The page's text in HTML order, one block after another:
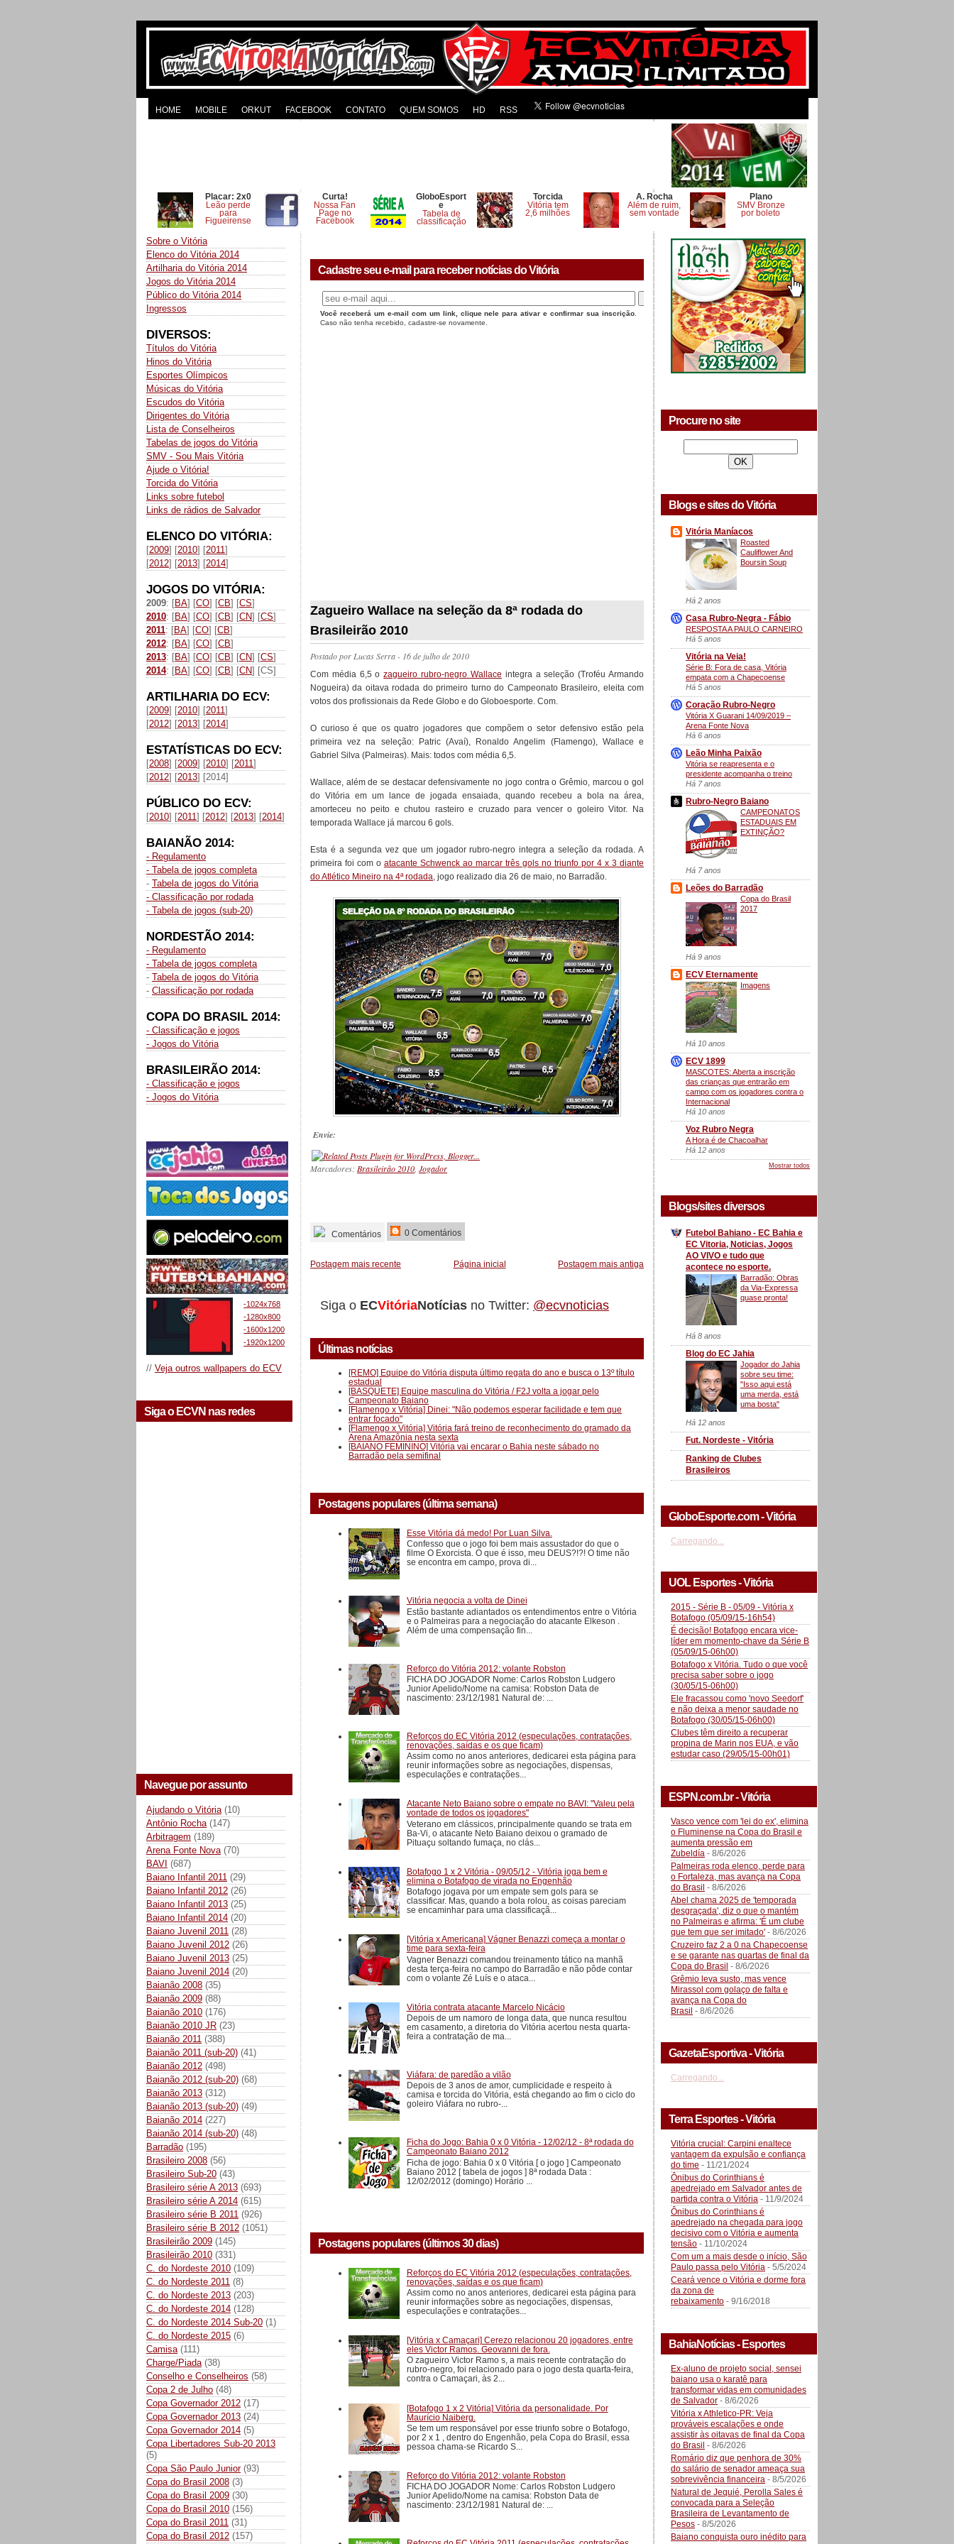
HOME MOBILE ORKUT FACEBOOK CONTATO QUEM SOMOS HD RSS
Placar: 2x0
Leão perde
para
Figueirense
Curta!
Nossa Fan
Page no
Facebook
GloboEsport
e
Tabela de
classificação
Torcida
Vitória tem
2,6 milhões
A. Rocha
Além de ruim,
sem vontade
Plano
SMV Bronze
por boleto
Sobre o Vitória
Elenco do Vitória 2014
Artilharia do Vitória 2014
Jogos do Vitória 2014
Público do Vitória 2014
Ingressos
DIVERSOS:
Títulos do Vitória
Hinos do Vitória
Esportes Olímpicos
Músicas do Vitória
Escudos do Vitória
Dirigentes do Vitória
Lista de Conselheiros
Tabelas de jogos do Vitória
SMV - Sou Mais Vitória
Ajude o Vitória!
Torcida do Vitória
Links sobre futebol
Links de rádios de Salvador
ELENCO DO VITÓRIA:
[2009] [2010] [2011]
[2012] [2013] [2014]
JOGOS DO VITÓRIA:
2009: [BA] [CO] [CB] [CS]
2010: [BA] [CO] [CB] [CN] [CS]
2011: [BA] [CO] [CB]
2012: [BA] [CO] [CB]
2013: [BA] [CO] [CB] [CN] [CS]
2014: [BA] [CO] [CB] [CN] [CS]
ARTILHARIA DO ECV:
[2009] [2010] [2011]
[2012] [2013] [2014]
ESTATÍSTICAS DO ECV:
[2008] [2009] [2010] [2011]
[2012] [2013] [2014]
PÚBLICO DO ECV:
[2010] [2011] [2012] [2013] [2014]
BAIANÃO 2014:
- Regulamento
- Tabela de jogos completa
- Tabela de jogos do Vitória
- Classificação por rodada
- Tabela de jogos (sub-20)
NORDESTÃO 2014:
- Regulamento
- Tabela de jogos completa
- Tabela de jogos do Vitória
- Classificação por rodada
COPA DO BRASIL 2014:
- Classificação e jogos
- Jogos do Vitória
BRASILEIRÃO 2014:
- Classificação e jogos
- Jogos do Vitória
-1024x768
-1280x800
-1600x1200
-1920x1200
// Veja outros wallpapers do ECV
Siga o ECVN nas redes
Navegue por assunto
Ajudando o Vitória (10)
Antônio Rocha (147)
Arbitragem (189)
Arena Fonte Nova (70)
BAVI (687)
Baiano Infantil 2011 (29)
Baiano Infantil 2012 (26)
Baiano Infantil 2013 (25)
Baiano Infantil 2014 (20)
Baiano Juvenil 2011 (28)
Baiano Juvenil 2012 (26)
Baiano Juvenil 2013 (25)
Baiano Juvenil 2014 (20)
Baianão 2008 (35)
Baianão 2009 (88)
Baianão 2010 (176)
Baianão 2010 JR (23)
Baianão 2011 (388)
Baianão 2011 (sub-20) (41)
Baianão 2012 (498)
Baianão 2012 (sub-20) (68)
Baianão 2013 (312)
Baianão 2013 (sub-20) (49)
Baianão 2014 (227)
Baianão 2014 (sub-20) (48)
Barradão (195)
Brasileiro 2008 (56)
Brasileiro Sub-20 (43)
Brasileiro série A 2013 (693)
Brasileiro série A 2014 (615)
Brasileiro série B 2011 (926)
Brasileiro série B 2012 (1051)
Brasileirão 2009 (145)
Brasileirão 2010 (331)
C. do Nordeste 2010 (109)
C. do Nordeste 2011 (8)
C. do Nordeste 2013 (203)
C. do Nordeste 2014 (128)
C. do Nordeste 2014 Sub-20 (1)
C. do Nordeste 2015 (6)
Camisa (111)
Charge/Piada (38)
Conselho e Conselheiros (58)
Copa 2 de Julho (48)
Copa Governador 2012 (17)
Copa Governador 2013 (24)
Copa Governador 2014 (5)
Copa Libertadores Sub-20 2013
(5)
Copa São Paulo Junior (93)
Copa do Brasil 2008 (3)
Copa do Brasil 2009 (30)
Copa do Brasil 2010 (156)
Copa do Brasil 2011 (31)
Copa do Brasil 2012 (157)
Cadastre seu e-mail para receber notícias do Vitória
Você receberá um e-mail com um link, clique nele para ativar e confirmar sua inscrição
Caso não tenha recebido, cadastre-se novamente.
Zagueiro Wallace na seleção da 8ª rodada do
Brasileirão 2010
Postado porLucas Serra- 16 de julho de 2010
Com média 6,5 ozagueiro rubro-negro Wallace integra a seleção (Troféu Armando
Nogueira) da oitava rodada do primeiro turno do Campeonato Brasileiro, eleita com
votos dos profissionais da Rede Globo e do Globoesporte. Com.
O curioso é que os quatro jogadores que compõem o setor defensivo estão pela
primeira vez na seleção: Patric (Avaí), Ronaldo Angelim (Flamengo), Wallace e
Gabriel Silva (Palmeiras). Mais: todos com média 6,5.
Wallace, além de se destacar defensivamente no jogo contra o Grêmio, marcou o gol
do Vitória em um lance de jogada ensaiada, quando recebeu a bola na área,
amorteceu no peito e chutou rasteiro e cruzado para vencer o goleiro Vitor. Na
temporada Wallace já marcou 6 gols.
Esta é a segunda vez que um jogador rubro-negro integra a seleção da rodada. A
primeira foi com o atacante Schwenck ao marcar três gols no triunfo por 4 x 3 diante
do Atlético Mineiro na 4ª rodada, jogo realizado dia 26 de maio, no Barradão.
Envie:
Marcadores: Brasileirão 2010, Jogador
Comentários 0 Comentários
Postagem mais recente Postagem mais antiga
Página inicial
Siga o ECVitóriaNotícias no Twitter: @ecvnoticias
Últimas notícias
[REMO] Equipe do Vitória disputa último regata do ano e busca o 13º título
estadual
[BASQUETE] Equipe masculina do Vitória / F2J volta a jogar pelo
Campeonato Baiano
[Flamengo x Vitória] Dinei: "Não podemos esperar facilidade e tem que
entrar focado"
[Flamengo x Vitória] Vitória fará treino de reconhecimento do gramado da
Arena Amazônia nesta sexta
[BAIANO FEMININO] Vitória vai encarar o Bahia neste sábado no
Barradão pela semifinal
Postagens populares (última semana)
Esse Vitória dá medo! Por Luan Silva.
Confesso que o jogo foi bem mais assustador do que o
filme O Exorcista. O que é isso, meu DEUS?!?! O time não
se encontra em campo, prova di...
Vitória negocia a volta de Dinei
Estão bastante adiantados os entendimentos entre o Vitória
e o Palmeiras para a negociação do atacante Elkeson .
Além de uma compensação fin...
Reforço do Vitória 2012: volante Robston
FICHA DO JOGADOR Nome: Carlos Robston Ludgero
Junior Apelido/Nome na camisa: Robston Data de
nascimento: 23/12/1981 Natural de: ...
Reforços do EC Vitória 2012 (especulações, contratações,
renovações, saídas e os que ficam)
Assim como no anos anteriores, dedicarei esta página para
reunir informações sobre as negociações, dispensas,
especulações e contratações...
Atacante Neto Baiano sobre o empate no BAVI: "Valeu pela
vontade de todos os jogadores"
Veterano em clássicos, principalmente quando se trata em
Ba-Vi, o atacante Neto Baiano deixou o gramado de
Pituaçu soltando fumaça, no clás...
Botafogo 1 x 2 Vitória - 09/05/12 - Vitória joga bem e
elimina o Botafogo de virada no Engenhão
Botafogo jogava por um empate sem gols para se
classificar. Mas, quando a bola rolou, as coisas pareciam
se encaminhar para uma classificaçã...
[Vitória x Americana] Vágner Benazzi começa a montar o
time para sexta-feira
Vagner Benazzi comandou treinamento tático na manhã
desta terça-feira no campo do Barradão e não pôde contar
com o volante Zé Luís e o ataca...
Vitória contrata atacante Marcelo Nicácio
Depois de um namoro de longa data, que nunca resultou
em casamento, a diretoria do Vitória acertou nesta quarta-
feira a contratação de ma...
Viáfara: de paredão a vilão
Depois de 3 anos de amor, cumplicidade e respeito à
camisa e torcida do Vitória, está chegando ao fim o ciclo do
goleiro Viáfara no rubro-...
Ficha do Jogo: Bahia 0 x 0 Vitória - 12/02/12 - 8ª rodada do
Campeonato Baiano 2012
Ficha de jogo: Bahia 0 x 0 Vitória [ o jogo ] Campeonato
Baiano 2012 [ tabela de jogos ] 8ª rodada Data :
12/02/2012 (domingo) Horário ...
Postagens populares (últimos 30 dias)
Reforços do EC Vitória 2012 (especulações, contratações,
renovações, saídas e os que ficam)
Assim como no anos anteriores, dedicarei esta página para
reunir informações sobre as negociações, dispensas,
especulações e contratações...
[Vitória x Camaçari] Cerezo relacionou 20 jogadores, entre
eles Victor Ramos. Geovanni de fora.
O zagueiro Victor Ramo s, a mais recente contratação do
rubro-negro, foi relacionado para o jogo desta quarta-feira,
contra o Camaçari, às 2...
[Botafogo 1 x 2 Vitória] Vitória da personalidade. Por
Maurício Naiberg.
Se tem um responsável por esse triunfo sobre o Botafogo,
por 2 x 1 , dentro do Engenhão, pela Copa do Brasil, essa
pessoa chama-se Ricardo S...
Reforço do Vitória 2012: volante Robston
FICHA DO JOGADOR Nome: Carlos Robston Ludgero
Junior Apelido/Nome na camisa: Robston Data de
nascimento: 23/12/1981 Natural de: ...
Procure no site
Blogs e sites do Vitória
Vitória Maníacos
Roasted
Cauliflower And
Boursin Soup
Há 2 anos
Casa Rubro-Negra - Fábio
RESPOSTA A PAULO CARNEIRO
Há 5 anos
Vitória na Veia!
Série B: Fora de casa, Vitória
empata com a Chapecoense
Há 5 anos
Coração Rubro-Negro
Vitória X Guarani 14/09/2019 –
Arena Fonte Nova
Há 6 anos
Leão Minha Paixão
Vitória se reapresenta e o
presidente acompanha o treino
Há 7 anos
Rubro-Negro Baiano
CAMPEONATOS
ESTADUAIS EM
EXTINÇÃO?
Há 7 anos
Leões do Barradão
Copa do Brasil
2017
Há 9 anos
ECV Eternamente
Imagens
Há 10 anos
ECV 1899
MASCOTES: Aberta a inscrição
das crianças que entrarão em
campo com os jogadores contra o
Internacional
Há 10 anos
Voz Rubro Negra
A Hora é de Chacoalhar
Há 12 anos
Mostrar todos
Blogs/sites diversos
Futebol Bahiano - EC Bahia e
EC Vitoria, Noticias, Jogos
AO VIVO e tudo que
acontece no esporte.
Barradão: Obras
da Via-Expressa
quase pronta!
Há 8 anos
Blog do EC Jahia
Jogador do Jahia
sobre seu time:
"Isso aqui está
uma merda, está
uma bosta"
Há 12 anos
Fut. Nordeste - Vitória
Ranking de Clubes
Brasileiros
GloboEsporte.com - Vitória
Carregando...
UOL Esportes - Vitória
2015 - Série B - 05/09 - Vitória x
Botafogo (05/09/15-16h54)
É decisão! Botafogo encara vice-
líder em momento-chave da Série B
(05/09/15-06h00)
Botafogo x Vitória. Tudo o que você
precisa saber sobre o jogo
(30/05/15-06h00)
Ele fracassou como 'novo Seedorf'
e não deixa a menor saudade no
Botafogo (30/05/15-06h00)
Clubes têm direito a recuperar
propina de Marin nos EUA, e vão
estudar caso (29/05/15-00h01)
ESPN.com.br - Vitória
Vasco vence com 'lei do ex', elimina
o Fluminense na Copa do Brasil e
aumenta pressão em
Zubeldía - 8/6/2026
Palmeiras roda elenco, perde para
o Fortaleza, mas avança na Copa
do Brasil - 8/6/2026
Abel chama 2025 de 'temporada
desgraçada', diz o que o mantém
no Palmeiras e afirma: 'É um clube
que tem que ser imitado' - 8/6/2026
Cruzeiro faz 2 a 0 na Chapecoense
e se garante nas quartas de final da
Copa do Brasil - 8/6/2026
Grêmio leva susto, mas vence
Mirassol com golaço de falta e
avança na Copa do
Brasil - 8/6/2026
GazetaEsportiva - Vitória
Carregando...
Terra Esportes - Vitória
Vitória crucial: Carpini enaltece
vantagem da expulsão e confiança
do time - 11/21/2024
Ônibus do Corinthians é
apedrejado em Salvador antes de
partida contra o Vitória - 11/9/2024
Ônibus do Corinthians é
apedrejado na chegada para jogo
decisivo com o Vitória e aumenta
tensão - 11/10/2024
Com um a mais desde o início, São
Paulo passa pelo Vitória - 5/5/2024
Ceará vence o Vitória e dorme fora
da zona de
rebaixamento - 9/16/2018
BahiaNotícias - Esportes
Ex-aluno de projeto social, sensei
baiano usa o karatê para
transformar vidas em comunidades
de Salvador - 8/6/2026
Vitória x Athletico-PR: Veja
prováveis escalações e onde
assistir às oitavas de final da Copa
do Brasil - 8/6/2026
Romário diz que penhora de 30%
do salário de senador ameaça sua
sobrevivência financeira - 8/5/2026
Natural de Jequié, Perolla Sales é
convocada para a Seleção
Brasileira de Levantamento de
Pesos - 8/5/2026
Baiano conquista ouro inédito para